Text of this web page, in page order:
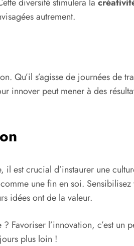
autrement.
Qu’il s’agisse de journées de
innover peut mener à des
est crucial d’instaurer une
une fin en soi. Sensibilisez
idées ont de la valeur.
Favoriser l’innovation, c’est un
plus loin !